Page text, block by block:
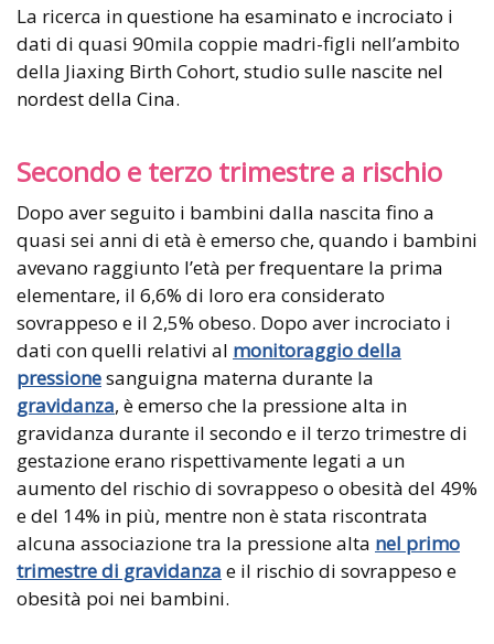
La ricerca in questione ha esaminato e incrociato i
dati di quasi 90mila coppie madri-figli nell’ambito
della Jiaxing Birth Cohort, studio sulle nascite nel
nordest della Cina.
Secondo e terzo trimestre a rischio
Dopo aver seguito i bambini dalla nascita fino a
quasi sei anni di età è emerso che, quando i bambini
avevano raggiunto l’età per frequentare la prima
elementare, il 6,6% di loro era considerato
sovrappeso e il 2,5% obeso. Dopo aver incrociato i
dati con quelli relativi al monitoraggio della
pressionesanguigna materna durante la
gravidanza, è emerso che la pressione alta in
gravidanza durante il secondo e il terzo trimestre di
gestazione erano rispettivamente legati a un
aumento del rischio di sovrappeso o obesità del 49%
e del 14% in più, mentre non è stata riscontrata
alcuna associazione tra la pressione alta nel primo
trimestre di gravidanza e il rischio di sovrappeso e
obesità poi nei bambini.